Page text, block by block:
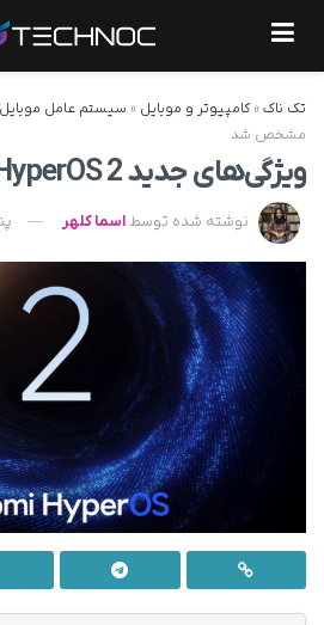
تک ناک»کامپیوتر و موبایل » سیستم عامل موبایل
مشخص شد
ویژگی‌های جدید HyperOS 2 مشخص شد
نوشته شده توسط اسما کلهر